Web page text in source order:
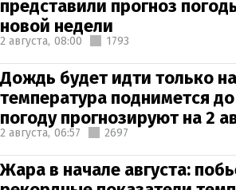
представили прогноз
новой недели
2 августа, 08:00 1793
Дождь будет идти только
температура поднимется
погоду прогнозируют на 2
2 августа, 06:57 2697
Жара в начале августа: